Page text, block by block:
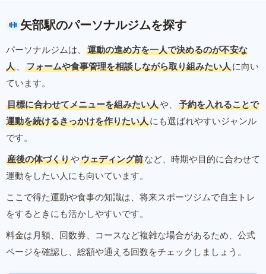
矢部駅のパーソナルジムを探す
パーソナルジムは、
運動の進め方を一人で決めるのが不安な
人 、 フォームや食事管理を相談しながら取り組みたい人に向い
ています。
目標に合わせてメニューを組みたい人や、
予約を入れることで
運動を続けるきっかけを作りたい人にも選ばれやすいジャンル
です。
産後の体づくりやウェディング前など、時期や目的に合わせて
運動をしたい人にも向いています。
ここで得た運動や食事の知識は、将来スポーツジムで自主トレ
をするときにも活かしやすいです。
料金は月額、回数券、コースなど複雑な場合があるため、公式
ページを確認し、総額や通える回数をチェックしましょう。